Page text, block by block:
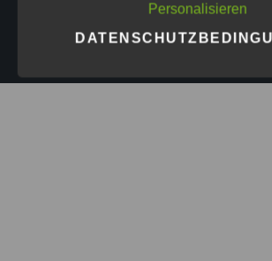
Astrid Göschel M.A.
sein.| Design by
Personalisieren